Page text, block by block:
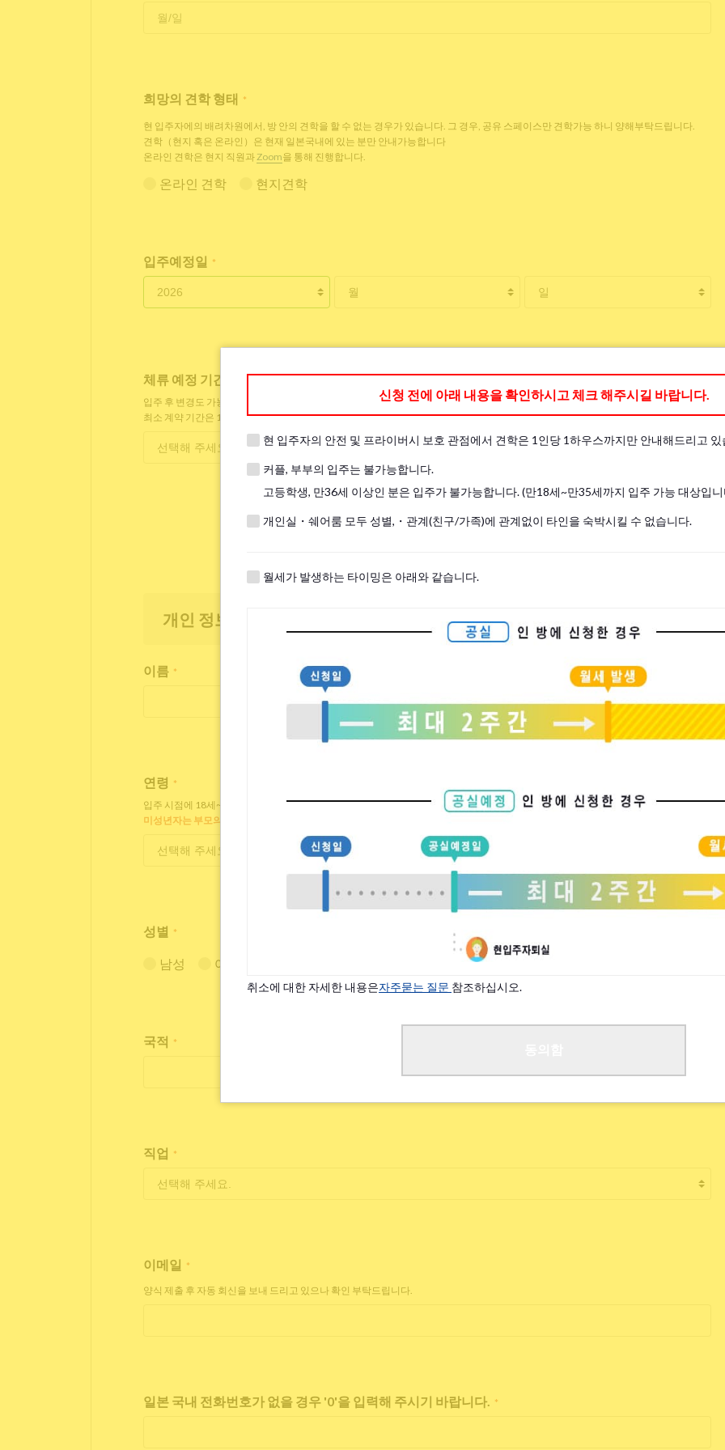
희망의 견학 형태 *
현 입주자에의 배려차원에서, 방 안의 견학을 할 수 없는 경우가 있습니다. 그 경우, 공유 스페이스만 견학가능 하니 양해부탁드립니다.
견학（현지 혹은 온라인）은 현재 일본국내에 있는 분만 안내가능합니다
온라인 견학은 현지 직원과Zoom을 통해 진행합니다.
온라인 견학 현지견학
입주예정일 *
체류 예정 기간
입주 후 변경도 가능합니다.
최소 계약 기간은 1개월입니다.
개인 정보
이름 *
연령 *
입주 시점에 18세~35세인 분만 입주 가능합니다.
미성년자는 부모의 동의가 필요합니다.
성별 *
남성 여성
국적 *
직업 *
이메일 *
양식 제출 후 자동 회신을 보내 드리고 있으나 확인 부탁드립니다.
일본 국내 전화번호가 없을 경우 '0'을 입력해 주시기 바랍니다. *
신청 전에 아래 내용을 확인하시고 체크 해주시길 바랍니다.
현 입주자의 안전 및 프라이버시 보호 관점에서 견학은 1인당 1하우스까지만 안내해드리고 있
커플, 부부의 입주는 불가능합니다.
고등학생, 만36세 이상인 분은 입주가 불가능합니다. (만18세~만35세까지 입주 가능 대상입
개인실・쉐어룸 모두 성별,・관계(친구/가족)에 관계없이 타인을 숙박시킬 수 없습니다.
월세가 발생하는 타이밍은 아래와 같습니다.
취소에 대한 자세한 내용은자주묻는 질문 참조하십시오.